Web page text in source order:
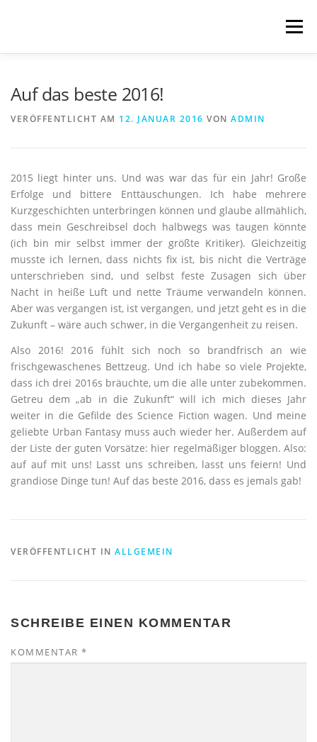
Menü
ÜBER MICH IMPRESSUM & DATENSCHUTZ
Auf das beste 2016!
VERÖFFENTLICHT AM 12. JANUAR 2016 VON ADMIN
2015 liegt hinter uns. Und was war das für ein Jahr! Große
Erfolge und bittere Enttäuschungen. Ich habe mehrere
Kurzgeschichten unterbringen können und glaube allmählich,
dass mein Geschreibsel doch halbwegs was taugen könnte
(ich bin mir selbst immer der größte Kritiker). Gleichzeitig
musste ich lernen, dass nichts fix ist, bis nicht die Verträge
unterschrieben sind, und selbst feste Zusagen sich über
Nacht in heiße Luft und nette Träume verwandeln können.
Aber was vergangen ist, ist vergangen, und jetzt geht es in die
Zukunft – wäre auch schwer, in die Vergangenheit zu reisen.
Also 2016! 2016 fühlt sich noch so brandfrisch an wie
frischgewaschenes Bettzeug. Und ich habe so viele Projekte,
dass ich drei 2016s bräuchte, um die alle unter zubekommen.
Getreu dem „ab in die Zukunft“ will ich mich dieses Jahr
weiter in die Gefilde des Science Fiction wagen. Und meine
geliebte Urban Fantasy muss auch wieder her. Außerdem auf
der Liste der guten Vorsätze: hier regelmäßiger bloggen. Also:
auf auf mit uns! Lasst uns schreiben, lasst uns feiern! Und
grandiose Dinge tun! Auf das beste 2016, dass es jemals gab!
VERÖFFENTLICHT IN ALLGEMEIN
SCHREIBE EINEN KOMMENTAR
KOMMENTAR *